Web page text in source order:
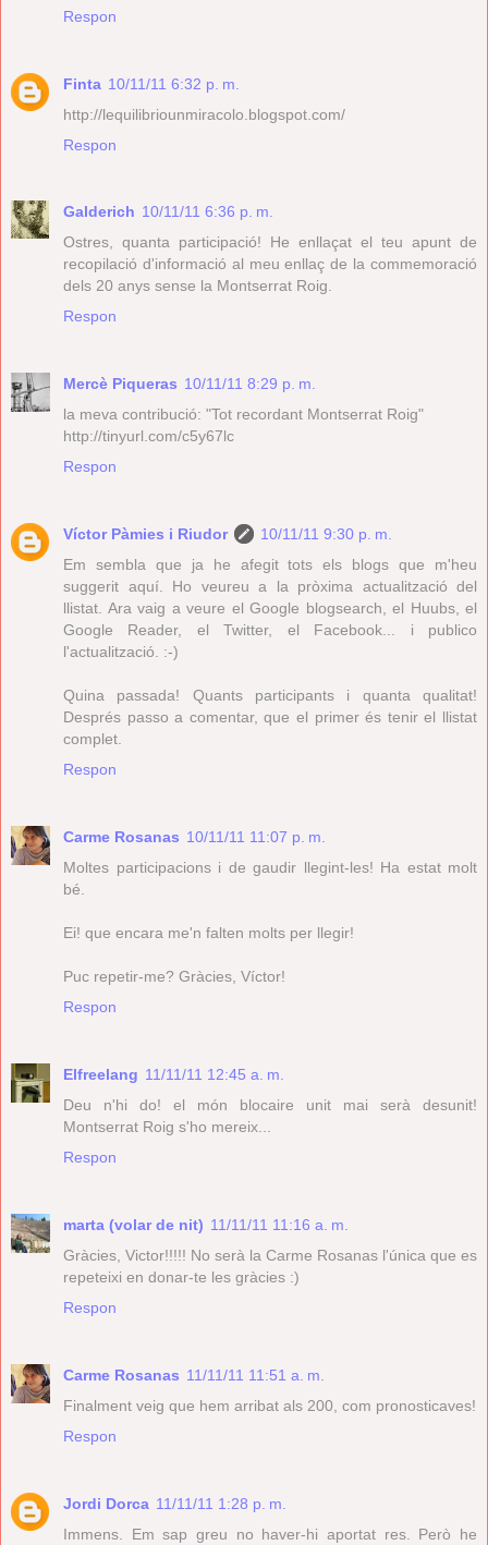
Respon
Finta 10/11/11 6:32 p. m.
http://lequilibriounmiracolo.blogspot.com/
Respon
Galderich 10/11/11 6:36 p. m.
Ostres, quanta participació! He enllaçat el teu apunt de
recopilació d'informació al meu enllaç de la commemoració
dels 20 anys sense la Montserrat Roig.
Respon
Mercè Piqueras 10/11/11 8:29 p. m.
la meva contribució: "Tot recordant Montserrat Roig"
http://tinyurl.com/c5y67lc
Respon
Víctor Pàmies i Riudor
10/11/11 9:30 p. m.
Em sembla que ja he afegit tots els blogs que m'heu
suggerit aquí. Ho veureu a la pròxima actualització del
llistat. Ara vaig a veure el Google blogsearch, el Huubs, el
Google Reader, el Twitter, el Facebook... i publico
l'actualització. :-)
Quina passada! Quants participants i quanta qualitat!
Després passo a comentar, que el primer és tenir el llistat
complet.
Respon
Carme Rosanas 10/11/11 11:07 p. m.
Moltes participacions i de gaudir llegint-les! Ha estat molt
bé.
Ei! que encara me'n falten molts per llegir!
Puc repetir-me? Gràcies, Víctor!
Respon
Elfreelang 11/11/11 12:45 a. m.
Deu n'hi do! el món blocaire unit mai serà desunit!
Montserrat Roig s'ho mereix...
Respon
marta (volar de nit) 11/11/11 11:16 a. m.
Gràcies, Victor!!!!! No serà la Carme Rosanas l'única que es
repeteixi en donar-te les gràcies :)
Respon
Carme Rosanas 11/11/11 11:51 a. m.
Finalment veig que hem arribat als 200, com pronosticaves!
Respon
Jordi Dorca 11/11/11 1:28 p. m.
Immens. Em sap greu no haver-hi aportat res. Però he